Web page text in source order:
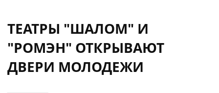
ТЕАТРЫ "ШАЛОМ" И
"РОМЭН" ОТКРЫВАЮТ
ДВЕРИ МОЛОДЕЖИ